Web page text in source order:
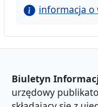
informacja o
Biuletyn
urzędowy